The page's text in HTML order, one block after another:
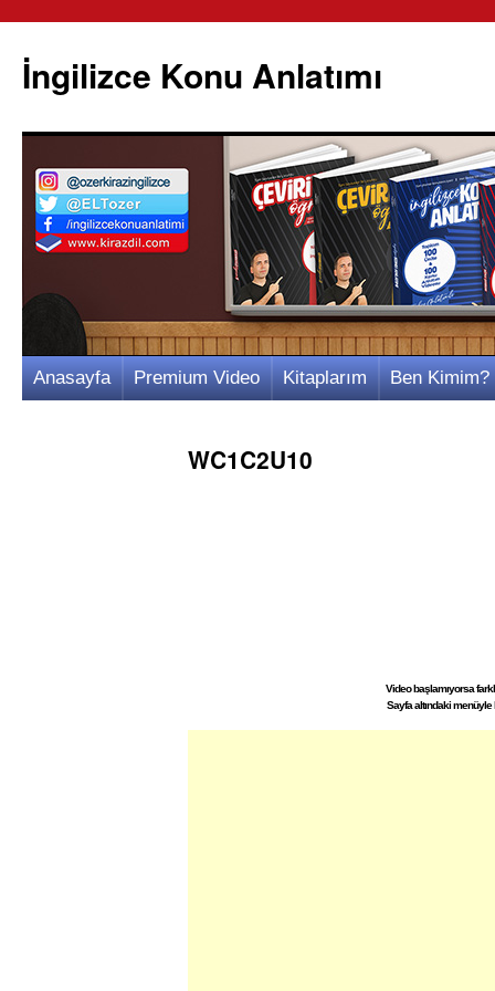
İngilizce Konu Anlatımı
İçeriğe
Anasayfa Premium Video Kitaplarım Ben Kimim?
WC1C2U10
Video başlamıyorsa
Sayfa altındaki